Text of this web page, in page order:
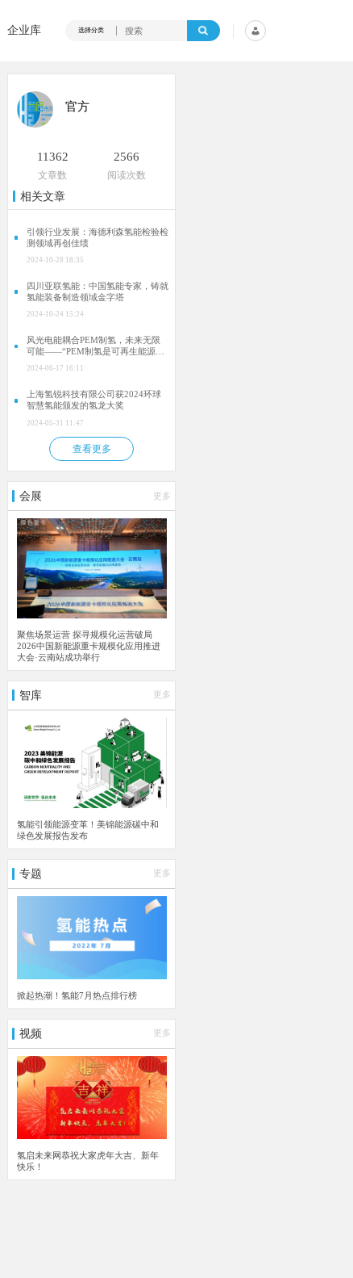
企业库 选择分类
官方
11362
文章数
2566
阅读次数
相关文章
引领行业发展：海德利森氢能检验检
测领域再创佳绩
2024-10-28 18:35
四川亚联氢能：中国氢能专家，铸就
氢能装备制造领域金字塔
2024-10-24 15:24
风光电能耦合PEM制氢，未来无限
可能——“PEM制氢是可再生能源的
2024-06-17 16:11
上海氢锐科技有限公司获2024环球
智慧氢能颁发的氢龙大奖
2024-05-31 11:47
查看更多
会展 更多
聚焦场景运营 探寻规模化运营破局
2026中国新能源重卡规模化应用推进
大会·云南站成功举行
智库 更多
氢能引领能源变革！美锦能源碳中和
绿色发展报告发布
专题 更多
掀起热潮！氢能7月热点排行榜
视频 更多
氢启未来网恭祝大家虎年大吉、新年
快乐！